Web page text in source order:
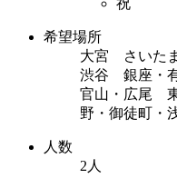
希望場所
大宮 さいた
渋谷 銀座・
官山・広尾
野・御徒町・
人数
2人